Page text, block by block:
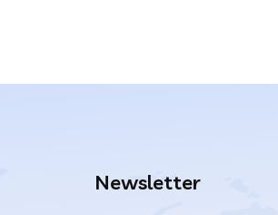
Newsletter